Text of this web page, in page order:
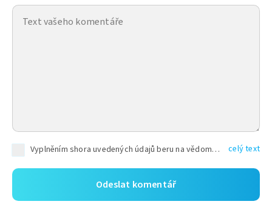
Vyplněním shora uvedených údajů beru na vědomí, že společnost TEXT FACTORY s.r.o., sídlem Brno, Durďákova 336/29, Černá Pole, PSČ: 613 00, IČ: 06157831, zapsané u Krajského soudu v Brně, oddíl C, vložka 100399, bude zpracovávat mé osobní údaje uvedené v rámci mnou vyplněného registračního formuláře na základě oprávněných zájmů TEXT FACTORY s.r.o. dle čl. 6 odst. 1 písm. f) GDPR a pro splnění právních povinností (čl. 6 odst. 1 písm. c) GDPR), a to pro tyto účely: nezbytnost zajistit oprávnění návštěvníka webových stránek provozovaných společností TEXT FACTORY s.r.o. přispívat aktivně ke zveřejněným článkům nebo v rámci diskusních fór a výkon práv TEXT FACTORY s.r.o. jako administrátora těchto diskusních fór. Více informací o zpracování osobních údajů a právech lze nalézt v celý text